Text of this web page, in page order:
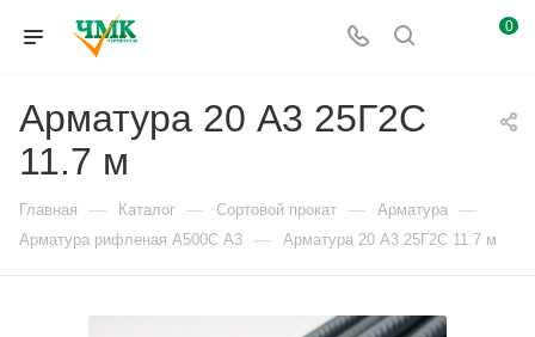
0
Арматура 20 А3 25Г2С
11.7 м
Главная — Каталог — Сортовой прокат — Арматура —
Арматура рифленая А500С А3 — Арматура 20 А3 25Г2С 11.7 м